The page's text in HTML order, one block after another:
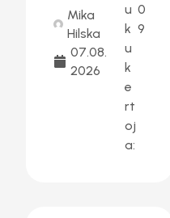
Mika
Hilska
07.08.
2026
u
k
u
k
e
rt
oj
a:
0
9